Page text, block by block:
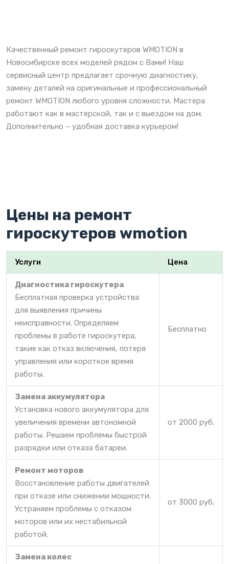
Качественный ремонт гироскутеров WMOTION в
Новосибирске всех моделей рядом с Вами! Наш
сервисный центр предлагает срочную диагностику,
замену деталей на оригинальные и профессиональный
ремонт WMOTION любого уровня сложности. Мастера
работают как в мастерской, так и с выездом на дом.
Дополнительно – удобная доставка курьером!
Цены на ремонт
гироскутеров wmotion
Услуги Цена
Диагностика гироскутера
Бесплатная проверка устройства
для выявления причины
неисправности. Определяем
проблемы в работе гироскутера,
такие как отказ включения, потеря
управления или короткое время
работы.
Бесплатно
Замена аккумулятора
Установка нового аккумулятора для
увеличения времени автономной
работы. Решаем проблемы быстрой
разрядки или отказа батареи.
от 2000 руб.
Ремонт моторов
Восстановление работы двигателей
при отказе или снижении мощности.
Устраняем проблемы с отказом
моторов или их нестабильной
работой.
от 3000 руб.
Замена колес